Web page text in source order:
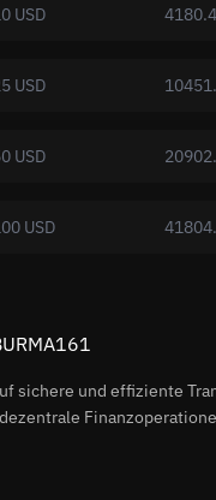
USD
USD
USD
USD
sichere und effiziente